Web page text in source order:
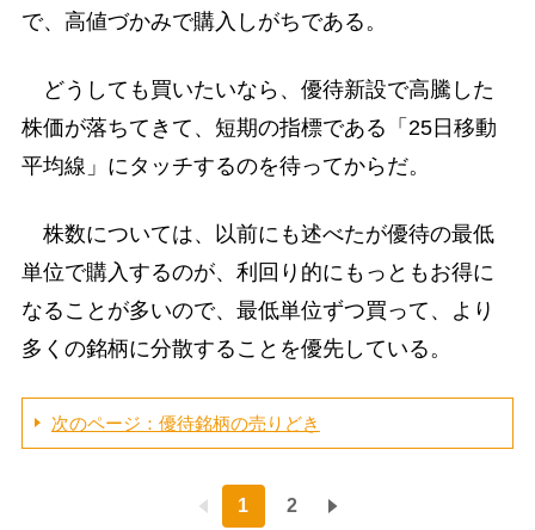
で、高値づかみで購入しがちである。
どうしても買いたいなら、優待新設で高騰した
株価が落ちてきて、短期の指標である「25日移動
平均線」にタッチするのを待ってからだ。
株数については、以前にも述べたが優待の最低
単位で購入するのが、利回り的にもっともお得に
なることが多いので、最低単位ずつ買って、より
多くの銘柄に分散することを優先している。
次のページ：優待銘柄の売りどき
1 2